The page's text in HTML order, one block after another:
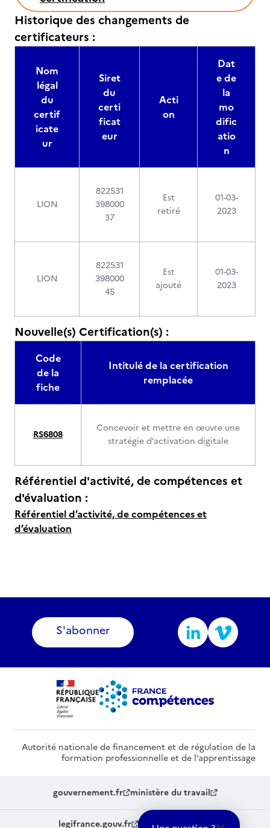
Historique des changements de
certificateurs :
Nom
légal
du
certif
icate
ur
Siret
du
certi
ficat
eur
Acti
on
Dat
e de
la
mo
dific
atio
n
LION
822531
398000
37
Est
retiré
01-03-
2023
LION
822531
398000
45
Est
ajouté
01-03-
2023
Nouvelle(s) Certification(s) :
Code
de la
fiche
Intitulé de la certification
remplacée
RS6808
Concevoir et mettre en œuvre une
stratégie d’activation digitale
Référentiel d'activité, de compétences et
d'évaluation :
Référentiel d’activité, de compétences et
d’évaluation
S'abonner
Autorité nationale de financement et de régulation de la
formation professionnelle et de l’apprentissage
gouvernement.fr ministère du travail
legifrance.gouv.fr service-public.fr